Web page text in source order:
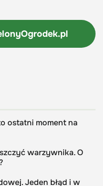
ostatni moment na
warzywnika. O
Jeden błąd i w